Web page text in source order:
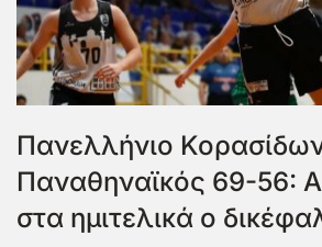
Πανελλήνιο
Παναθηναϊκός 69-56:
στα ημιτελικά ο